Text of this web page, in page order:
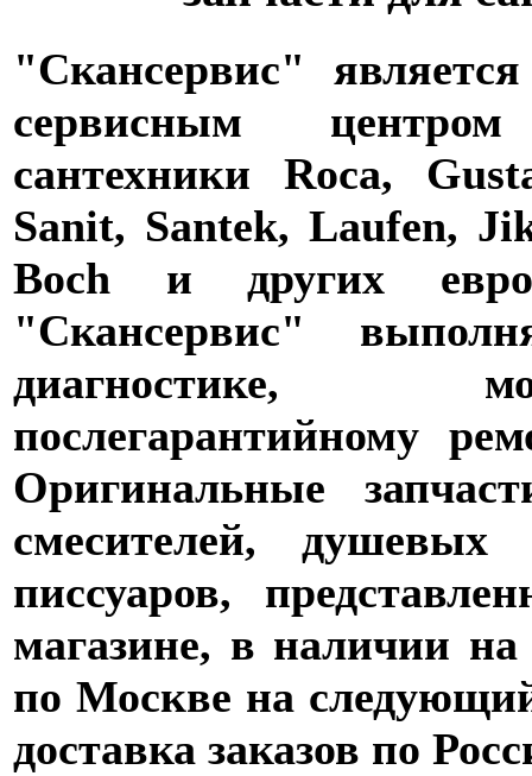
"Скансервис"
сервисным
сантехники Roca,
Sanit, Santek, Laufen,
Boch и других
"Скансервис"
диагностике,
послегарантийному
Оригинальные
смесителей, душевых
писсуаров,
магазине, в наличии на
по Москве на
доставка заказов по